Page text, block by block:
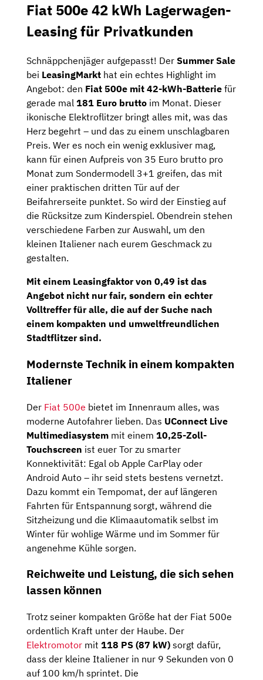
Fiat 500e 42 kWh Lagerwagen-
Leasing für Privatkunden
Schnäppchenjäger aufgepasst! Der Summer Sale
bei LeasingMarkt hat ein echtes Highlight im
Angebot: den Fiat 500e mit 42-kWh-Batterie für
gerade mal 181 Euro brutto im Monat. Dieser
ikonische Elektroflitzer bringt alles mit, was das
Herz begehrt – und das zu einem unschlagbaren
Preis. Wer es noch ein wenig exklusiver mag,
kann für einen Aufpreis von 35 Euro brutto pro
Monat zum Sondermodell 3+1 greifen, das mit
einer praktischen dritten Tür auf der
Beifahrerseite punktet. So wird der Einstieg auf
die Rücksitze zum Kinderspiel. Obendrein stehen
verschiedene Farben zur Auswahl, um den
kleinen Italiener nach eurem Geschmack zu
gestalten.
Mit einem Leasingfaktorvon 0,49 ist das
Angebot nicht nur fair, sondern ein echter
Volltreffer für alle, die auf der Suche nach
einem kompakten und umweltfreundlichen
Stadtflitzer sind.
Modernste Technik in einem kompakten
Italiener
Der Fiat 500e bietet im Innenraum alles, was
moderne Autofahrer lieben. Das UConnect Live
Multimediasystem mit einem 10,25-Zoll-
Touchscreen ist euer Tor zu smarter
Konnektivität: Egal ob Apple CarPlay oder
Android Auto – ihr seid stets bestens vernetzt.
Dazu kommt ein Tempomat, der auf längeren
Fahrten für Entspannung sorgt, während die
Sitzheizung und die Klimaautomatik selbst im
Winter für wohlige Wärme und im Sommer für
angenehme Kühle sorgen.
Reichweite und Leistung, die sich sehen
lassen können
Trotz seiner kompakten Größe hat der Fiat 500e
ordentlich Kraft unter der Haube. Der
Elektromotor mit 118 PS (87 kW) sorgt dafür,
dass der kleine Italiener in nur 9 Sekunden von 0
auf 100 km/h sprintet. Die